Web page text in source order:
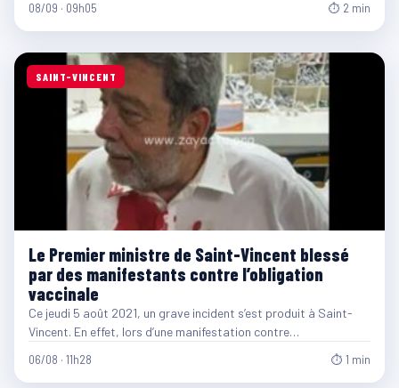
08/09 · 09h05 ⏱ 2 min
SAINT-VINCENT
Le Premier ministre de Saint-Vincent blessé
par des manifestants contre l’obligation
vaccinale
Ce jeudi 5 août 2021, un grave incident s’est produit à Saint-
Vincent. En effet, lors d’une manifestation contre…
06/08 · 11h28 ⏱ 1 min